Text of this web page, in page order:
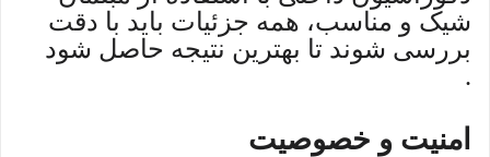
شیک و مناسب، همه جزئیات باید با دقت
بررسی شوند تا بهترین نتیجه حاصل شود
.
امنیت و خصوصیت